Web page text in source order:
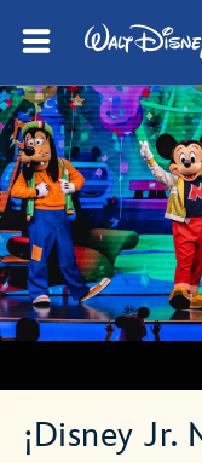
¡Disney Jr.